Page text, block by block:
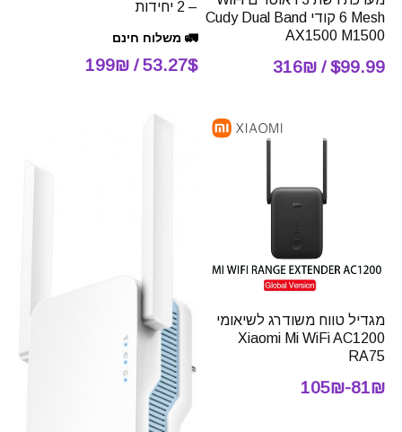
6 Mesh קודי Cudy Dual Band
AX1500 M1500
$99.99 / 316₪
– 2 יחידות
🚛 משלוח חינם
53.27$ / 199₪
מגדיל טווח משודרג לשיאומי
Xiaomi Mi WiFi AC1200
RA75
81₪-105₪